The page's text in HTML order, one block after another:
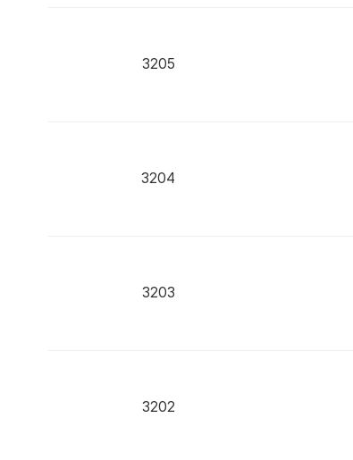
3205
3204
3203
3202